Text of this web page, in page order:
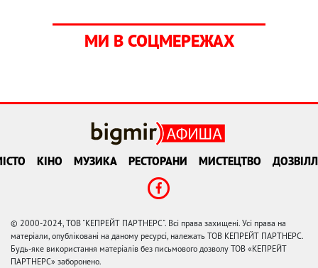
МИ В СОЦМЕРЕЖАХ
КІНО МУЗИКА РЕСТОРАНИ МИСТЕЦТВО
© 2000-2024, ТОВ "КЕПРЕЙТ ПАРТНЕРС". Всі права захищені. Усі права на
матеріали, опубліковані на даному ресурсі, належать ТОВ КЕПРЕЙТ ПАРТНЕРС.
Будь-яке використання матеріалів без письмового дозволу ТОВ «КЕПРЕЙТ
ПАРТНЕРС» заборонено.